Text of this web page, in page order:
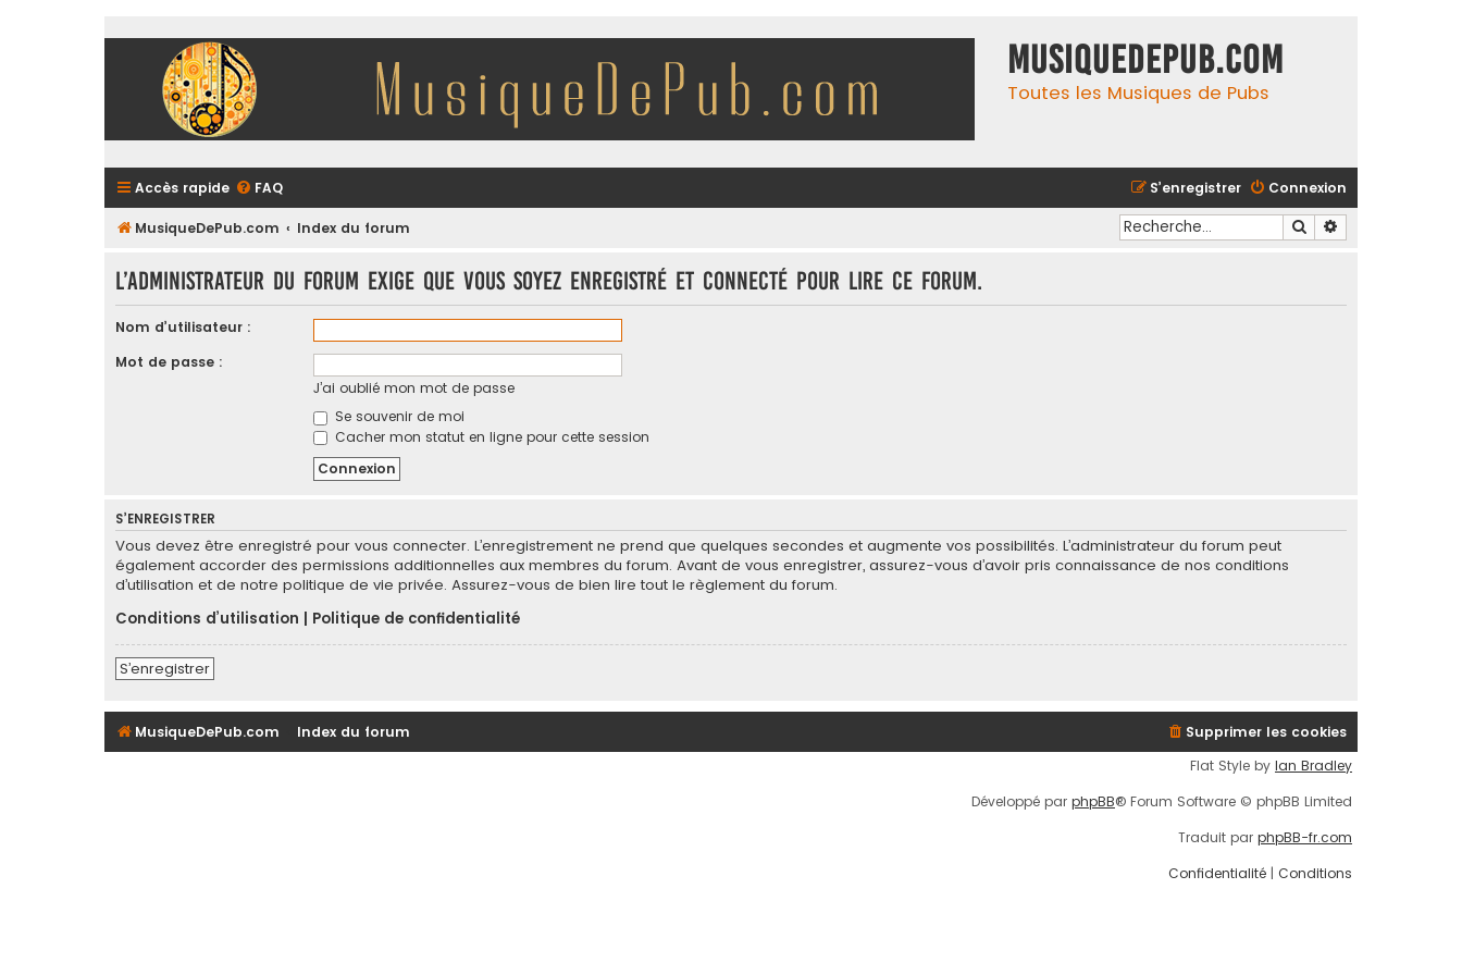
MusiqueDePub.com
Toutes les Musiques de Pubs
Accès rapide FAQ Connexion
S’enregistrer
MusiqueDePub.com Index du forum Rechercher
L’administrateur du forum exige que vous soyez enregistré et connecté pour lire ce forum.
Nom d’utilisateur :
Mot de passe :
J’ai oublié mon mot de passe
Se souvenir de moi
Cacher mon statut en ligne pour cette session
S’ENREGISTRER
Vous devez être enregistré pour vous connecter. L’enregistrement ne prend que quelques secondes et augmente vos possibilités. L’administrateur du forum peut
également accorder des permissions additionnelles aux membres du forum. Avant de vous enregistrer, assurez-vous d’avoir pris connaissance de nos conditions
d’utilisation et de notre politique de vie privée. Assurez-vous de bien lire tout le règlement du forum.
Conditions d’utilisation
Politique de confidentialité
S’enregistrer
MusiqueDePub.com Index du forum
Supprimer les cookies
Flat Style by Ian Bradley
Développé par phpBB® Forum Software © phpBB Limited
Traduit par phpBB-fr.com
Confidentialité | Conditions